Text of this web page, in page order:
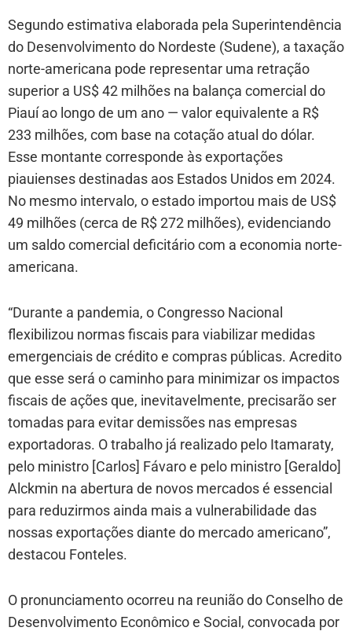
Segundo estimativa elaborada pela Superintendência
do Desenvolvimento do Nordeste (Sudene), a taxação
norte-americana pode representar uma retração
superior a US$ 42 milhões na balança comercial do
Piauí ao longo de um ano — valor equivalente a R$
233 milhões, com base na cotação atual do dólar.
Esse montante corresponde às exportações
piauienses destinadas aos Estados Unidos em 2024.
No mesmo intervalo, o estado importou mais de US$
49 milhões (cerca de R$ 272 milhões), evidenciando
um saldo comercial deficitário com a economia norte-
americana.
“Durante a pandemia, o Congresso Nacional
flexibilizou normas fiscais para viabilizar medidas
emergenciais de crédito e compras públicas. Acredito
que esse será o caminho para minimizar os impactos
fiscais de ações que, inevitavelmente, precisarão ser
tomadas para evitar demissões nas empresas
exportadoras. O trabalho já realizado pelo Itamaraty,
pelo ministro [Carlos] Fávaro e pelo ministro [Geraldo]
Alckmin na abertura de novos mercados é essencial
para reduzirmos ainda mais a vulnerabilidade das
nossas exportações diante do mercado americano”,
destacou Fonteles.
O pronunciamento ocorreu na reunião do Conselho de
Desenvolvimento Econômico e Social, convocada por